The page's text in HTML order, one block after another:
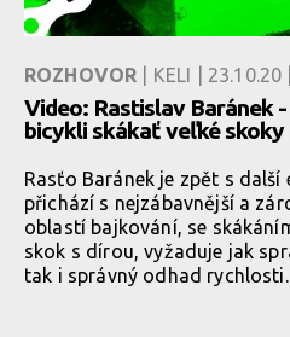
ROZHOVOR | KELI | 23.10.20 |
Video: Rastislav Baránek
bicykli skákať veľké skoky
Rasťo Baránek je zpět s
přichází s nejzábavnější a
oblastí bajkování, se
skok s dírou, vyžaduje jak
tak i správný odhad